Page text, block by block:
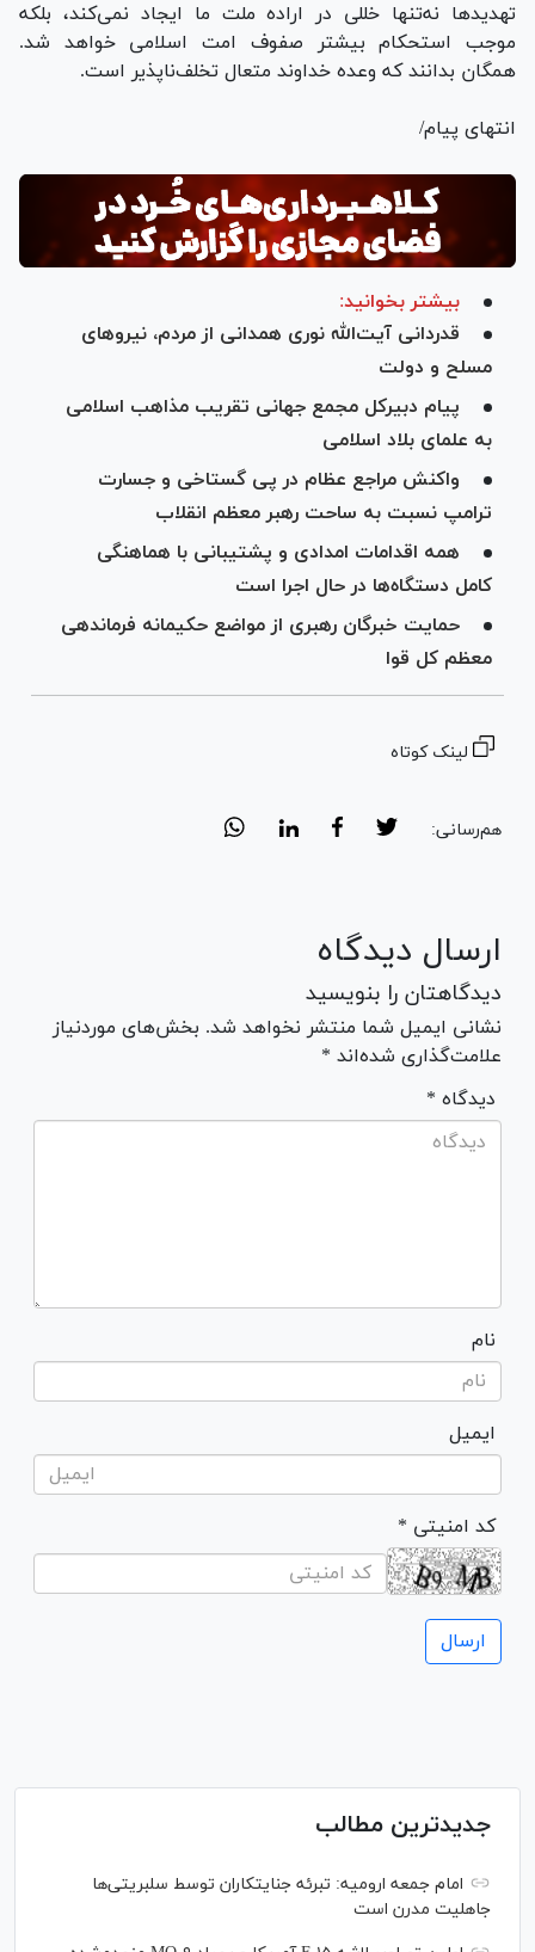
تهدید‌ها نه‌تنها خللی در اراده ملت ما ایجاد نمی‌کند، بلکه
موجب استحکام بیشتر صفوف امت اسلامی خواهد شد.
همگان بدانند که وعده خداوند متعال تخلف‌ناپذیر است.
انتهای پیام/
بیشتر بخوانید:
قدردانی آیت‌الله نوری همدانی از مردم، نیرو‌های
مسلح و دولت
پیام دبیرکل مجمع جهانی تقریب مذاهب اسلامی
به علمای بلاد اسلامی
واکنش مراجع عظام در پی گستاخی و جسارت
ترامپ نسبت به ساحت رهبر معظم انقلاب
همه اقدامات امدادی و پشتیبانی با هماهنگی
کامل دستگاه‌ها در حال اجرا است
حمایت خبرگان رهبری از مواضع حکیمانه فرماندهی
معظم کل قوا
لینک کوتاه
هم‌رسانی:
ارسال دیدگاه
دیدگاهتان را بنویسید
نشانی ایمیل شما منتشر نخواهد شد. بخش‌های موردنیاز
علامت‌گذاری شده‌اند *
* دیدگاه
نام
ایمیل
* کد امنیتی
جدیدترین مطالب
امام جمعه ارومیه: تبرئه جنایتکاران توسط سلبریتی‌ها
جاهلیت مدرن است